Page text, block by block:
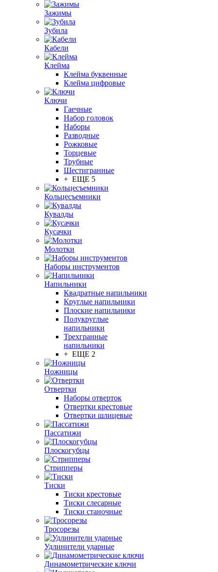
Зажимы
Зубила
Кабели
Клейма
Клейма буквенные
Клейма цифровые
Ключи
Гаечные
Набор головок
Наборы
Разводные
Рожковые
Торцевые
Трубные
Шестигранные
+ ЕЩЕ 5
Кольцесъемники
Кувалды
Кусачки
Молотки
Наборы инструментов
Напильники
Квадратные напильники
Круглые напильники
Плоские напильники
Полукруглые
напильники
Трехгранные
напильники
+ ЕЩЕ 2
Ножницы
Отвертки
Наборы отверток
Отвертки крестовые
Отвертки шлицевые
Пассатижи
Плоскогубцы
Стрипперы
Тиски
Тиски крестовые
Тиски слесарные
Тиски станочные
Тросорезы
Удлинители ударные
Динамометрические ключи